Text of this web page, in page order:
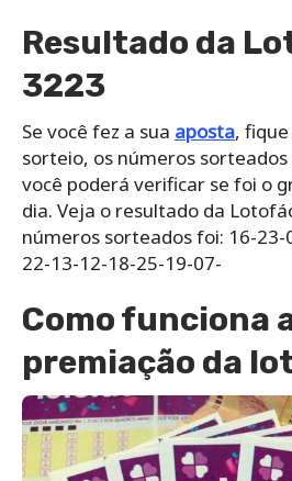
Resultado da
3223
Se você fez a sua aposta,
sorteio, os números
você poderá verificar se foi o
dia. Veja o resultado da
números sorteados foi: 16-
22-13-12-18-25-19-07-
Como funciona
premiação da